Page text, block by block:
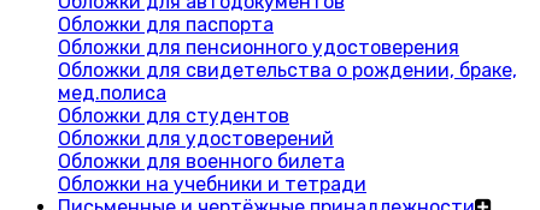
Обложки для паспорта
Обложки для пенсионного удостоверения
Обложки для свидетельства о рождении, браке,
мед.полиса
Обложки для студентов
Обложки для удостоверений
Обложки для военного билета
Обложки на учебники и тетради